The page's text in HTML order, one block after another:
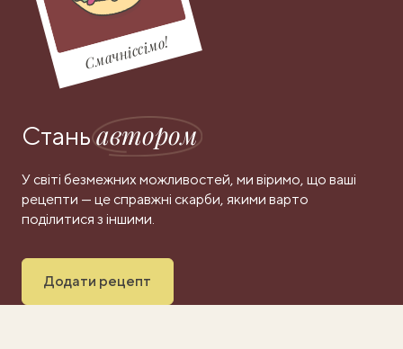
Смачніссімо!
Станьавтором
У світі безмежних можливостей, ми віримо, що ваші
рецепти — це справжні скарби, якими варто
поділитися з іншими.
Додати рецепт